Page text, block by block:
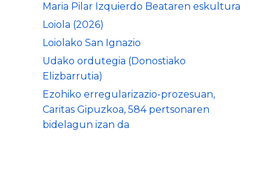
Maria Pilar Izquierdo Beataren eskultura
Loiola (2026)
Loiolako San Ignazio
Udako ordutegia (Donostiako
Elizbarrutia)
Ezohiko erregularizazio-prozesuan,
Caritas Gipuzkoa, 584 pertsonaren
bidelagun izan da